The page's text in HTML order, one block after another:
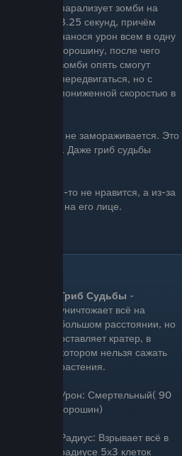
парализует зомби на
3.25 секунд, причём
нанося урон всем в одну
горошину, после чего
зомби опять смогут
передвигаться, но с
пониженной скоростью в
зомби не замораживается. Это
двигается. Даже гриб судьбы
что ему что-то не нравится, а из-за
нервы на его лице.
Гриб Судьбы -
уничтожает всё на
большом расстоянии, но
оставляет кратер, в
котором нельзя сажать
растения.
Урон: Смертельный( 90
горошин)
Радиус: Взрывает всё в
радиусе 5х3 клеток